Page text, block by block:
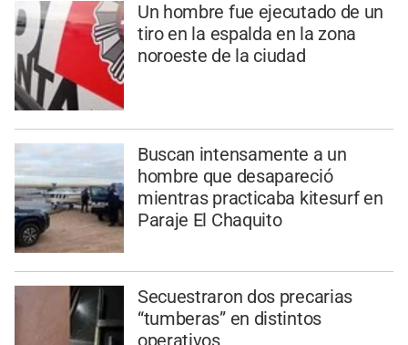
Un hombre fue ejecutado de un
tiro en la espalda en la zona
noroeste de la ciudad
Buscan intensamente a un
hombre que desapareció
mientras practicaba kitesurf en
Paraje El Chaquito
Secuestraron dos precarias
“tumberas” en distintos
operativos